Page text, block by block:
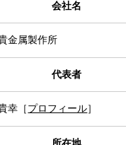
会社名
金属製作所
代表者
幸［ プロフィール］